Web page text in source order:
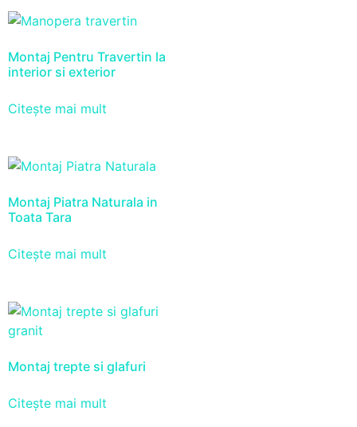
Montaj Pentru Travertin la
interior si exterior
Citește mai mult
Montaj Piatra Naturala in
Toata Tara
Citește mai mult
Montaj trepte si glafuri
Citește mai mult